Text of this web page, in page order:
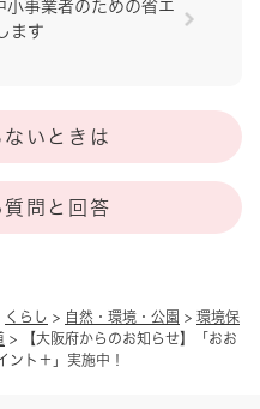
くらし > 自然・環境・公園 > 環境保
>
【大阪府からのお知らせ】「おお
ト＋」実施中！
小事業者のための省エ
ます
ないときは
質問と回答